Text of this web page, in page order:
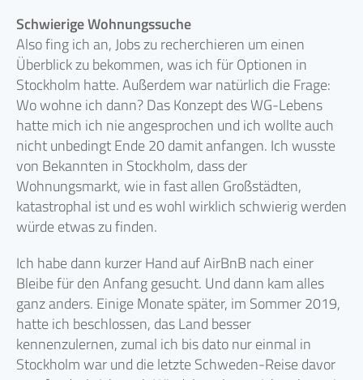
Schwierige Wohnungssuche
Also fing ich an, Jobs zu recherchieren um einen
Überblick zu bekommen, was ich für Optionen in
Stockholm hatte. Außerdem war natürlich die Frage:
Wo wohne ich dann? Das Konzept des WG-Lebens
hatte mich ich nie angesprochen und ich wollte auch
nicht unbedingt Ende 20 damit anfangen. Ich wusste
von Bekannten in Stockholm, dass der
Wohnungsmarkt, wie in fast allen Großstädten,
katastrophal ist und es wohl wirklich schwierig werden
würde etwas zu finden.
Ich habe dann kurzer Hand auf AirBnB nach einer
Bleibe für den Anfang gesucht. Und dann kam alles
ganz anders. Einige Monate später, im Sommer 2019,
hatte ich beschlossen, das Land besser
kennenzulernen, zumal ich bis dato nur einmal in
Stockholm war und die letzte Schweden-Reise davor